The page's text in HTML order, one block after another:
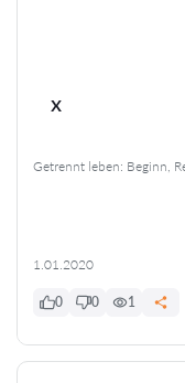
x
Getrennt leben: Beginn,
1.01.2020
0 0 1